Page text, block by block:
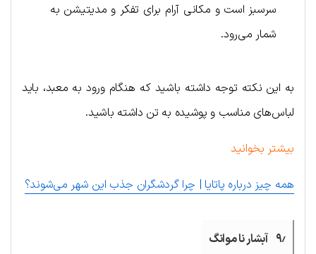
سرسبز است و مکانی آرام برای تفکر و مدیتیشن به
شمار می‌رود.
به این نکته توجه داشته باشید که هنگام ورود به معبد، باید
لباس‌های مناسب و پوشیده به تن داشته باشید.
بیشتر بخوانید
همه چیز درباره پاتایا | چرا گردشگران جذب این شهر می‌شوند؟
۹٫ آبشار نا موانگ